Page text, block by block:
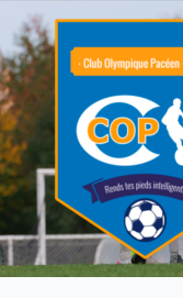
au
contenu